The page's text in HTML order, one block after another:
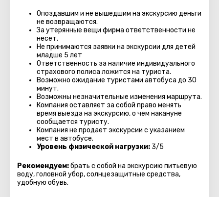
Опоздавшим и не вышедшим на экскурсию деньги
не возвращаются.
За утерянные вещи фирма ответственности не
несет.
Не принимаются заявки на экскурсии для детей
младше 5 лет
Ответственность за наличие индивидуального
страхового полиса ложится на туриста.
Возможно ожидание туристами автобуса до 30
минут.
Возможны незначительные изменения маршрута.
Компания оставляет за собой право менять
время выезда на экскурсию, о чем накануне
сообщается туристу.
Компания не продает экскурсии с указанием
мест в автобуcе.
Уровень физической нагрузки: 3/5
Рекомендуем:брать с собой на экскурсию питьевую
воду, головной убор, солнцезащитные средства,
удобную обувь.